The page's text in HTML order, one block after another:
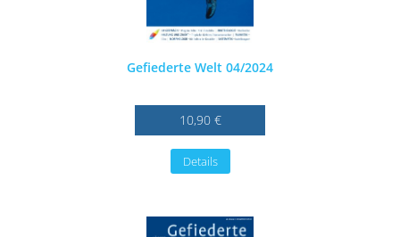
Gefiederte Welt 04/2024
10,90 €
Details